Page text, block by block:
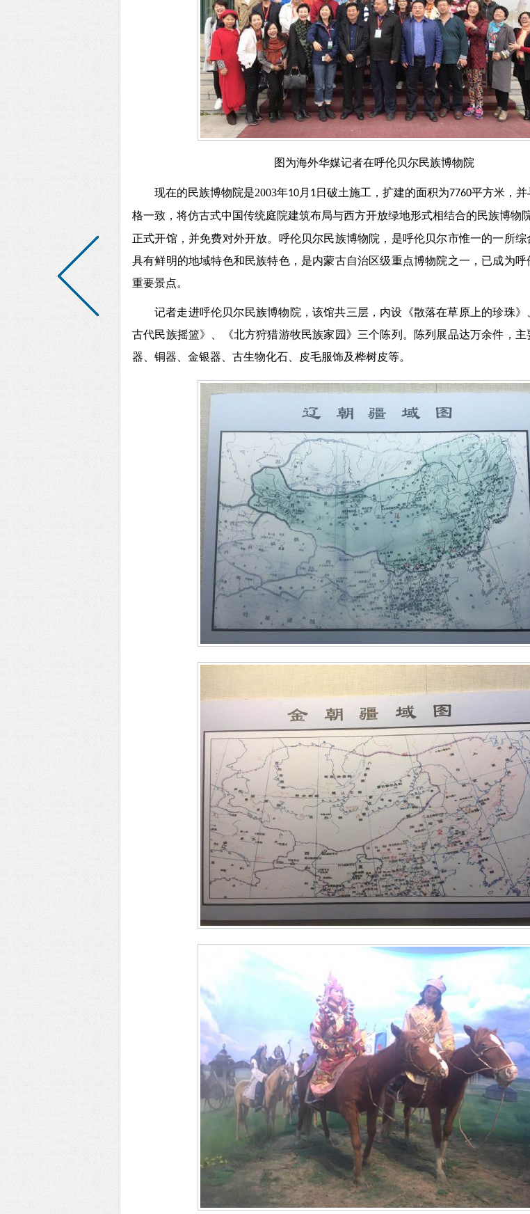
图为海外华媒记者在呼伦贝尔民族博物院
现在的民族博物院是2003年10月 1日破土施工，扩建的面积为7760平方米，
格一致，将仿古式中国传统庭院建筑布局与西方开放绿地形式相结合的民族博物
正式开馆，并免费对外开放。呼伦贝尔民族博物院 ，是呼伦贝尔市惟一的一所综
具有鲜明的地域特色和民族特色，是内蒙古自治区级重点博物院之一，已成为
重要景点。
记者走进呼伦贝尔民族博物 院 ，该馆共三层，内设《散落在草原上的珍珠
古代民族摇篮》、《北方狩猎游牧民族家园》三个陈列。陈列展品达万余件，主
器、铜器、金银器、古生物化石、皮毛服饰及桦树皮等。